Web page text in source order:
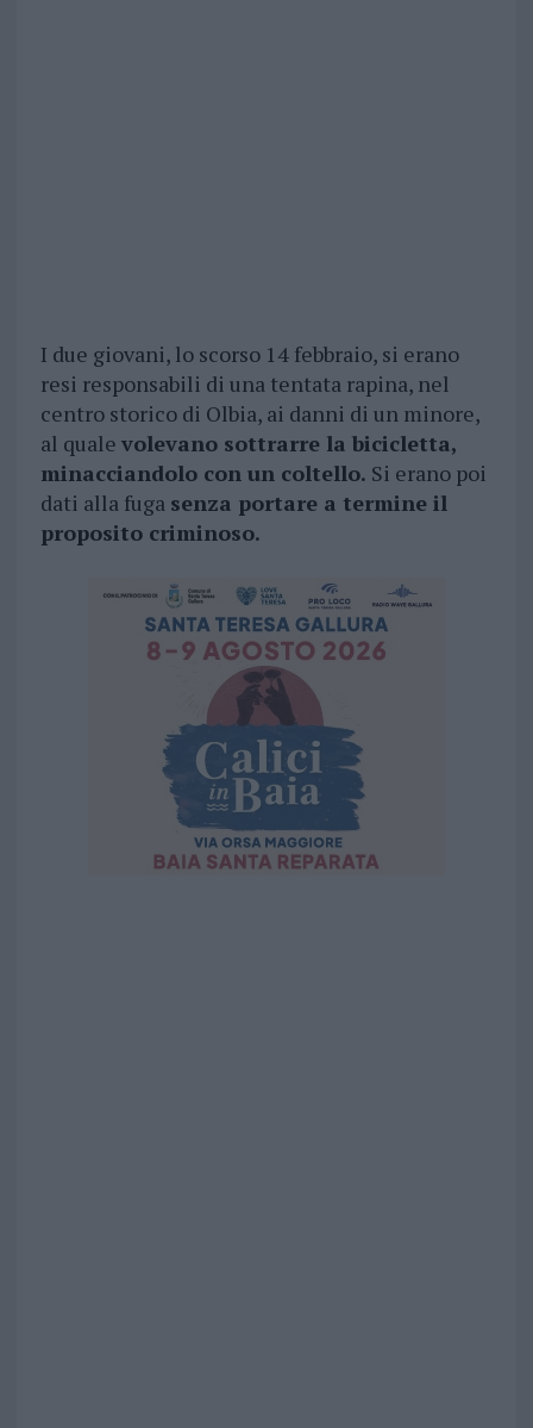
I due giovani, lo scorso 14 febbraio, si erano
resi responsabili di una tentata rapina, nel
centro storico di Olbia, ai danni di un minore,
al quale volevano sottrarre la bicicletta,
minacciandolo con un coltello. Si erano poi
dati alla fuga senza portare a termine il
proposito criminoso.